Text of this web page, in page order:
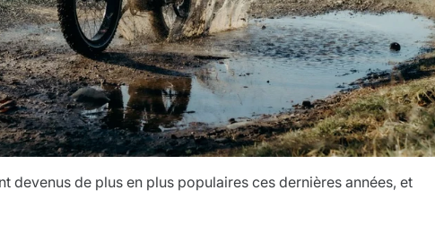
devenus de plus en plus populaires ces dernières années, et